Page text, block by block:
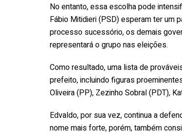
No entanto, essa escolha pode
Fábio Mitidieri (PSD) esperam ter um
processo sucessório, os demais
representará o grupo nas eleições.
Como resultado, uma lista de
prefeito, incluindo figuras
Oliveira (PP), Zezinho Sobral (PDT),
Edvaldo, por sua vez, continua a
nome mais forte, porém, também